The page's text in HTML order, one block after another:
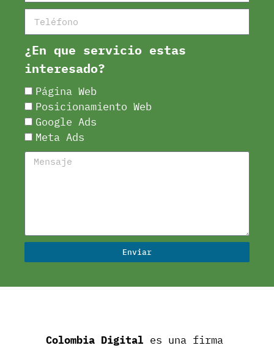
¿En que servicio estas
interesado?
Página Web
Posicionamiento Web
Google Ads
Meta Ads
Enviar
Colombia Digital es una firma